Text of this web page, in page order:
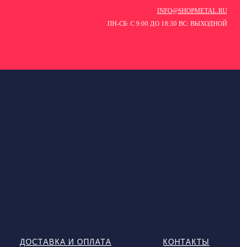
INFO@SHOPMETAL.RU
ПН-СБ: С 9:00 ДО 18:30 ВС: ВЫХОДНОЙ
ДОСТАВКА И ОПЛАТА КОНТАКТЫ